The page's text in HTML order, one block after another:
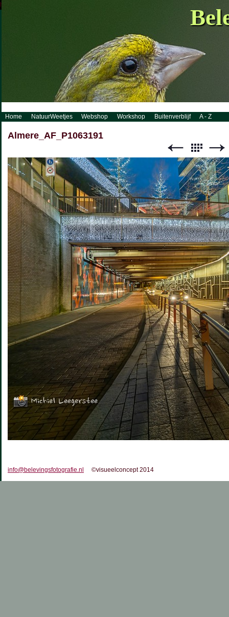
http://www.visueelconcept.nl/sitemap.xml.gz
Home NatuurWeetjes Webshop Workshop Buitenverblijf A - Z
Almere_AF_P1063191
info@belevingsfotografie.nl ©visueelconcept 2014